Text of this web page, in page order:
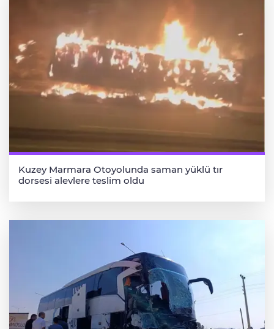
Kuzey Marmara Otoyolunda saman yüklü tır
dorsesi alevlere teslim oldu